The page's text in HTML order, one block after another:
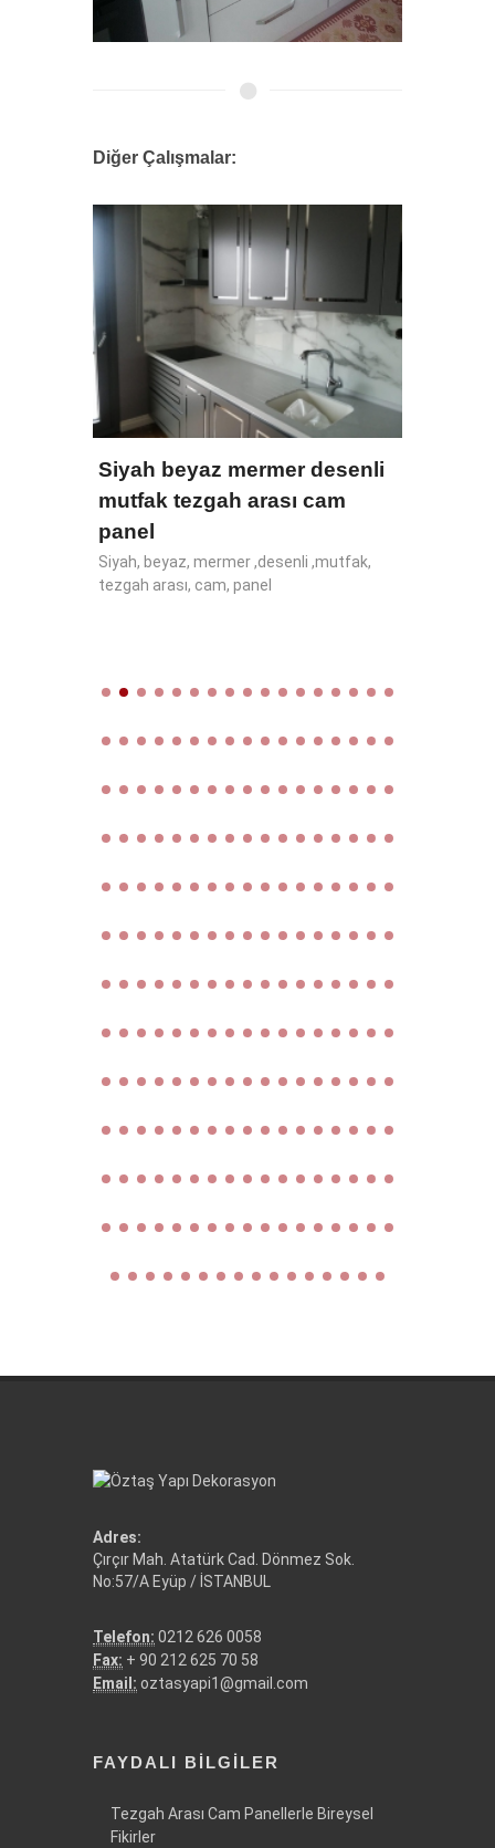
Diğer Çalışmalar:
Siyah beyaz mermer desenli
mutfak tezgah arası cam
panel
Siyah, beyaz, mermer ,desenli ,mutfak,
tezgah arası, cam, panel
Adres:
Çırçır Mah. Atatürk Cad. Dönmez Sok.
No:57/A Eyüp / İSTANBUL
Telefon: 0212 626 0058
Fax: + 90 212 625 70 58
Email: oztasyapi1@gmail.com
FAYDALI BILGILER
Tezgah Arası Cam Panellerle Bireysel
Fikirler